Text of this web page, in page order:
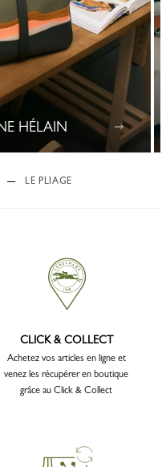
HÉLAIN
LE PLIAGE
CLICK & COLLECT
Achetez vos articles en ligne et
venez les récupérer en boutique
grâce au Click & Collect